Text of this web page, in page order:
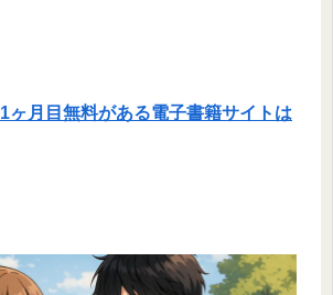
ヶ月目無料がある電子書籍サイトは